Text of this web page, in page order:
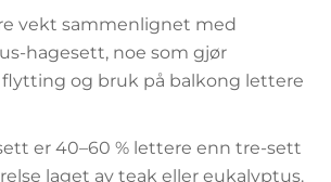
vekt sammenlignet med
hagesett, noe som gjør
og bruk på balkong lettere
er 40–60 % lettere enn tre-sett
laget av teak eller eukalyptus.